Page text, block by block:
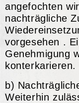
angefochten
nachträgliche
vorgesehen .
Genehmigung
konterkarieren.
b)
Weiterhin